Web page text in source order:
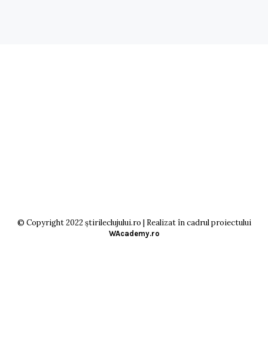
© Copyright 2022 știrileclujului.ro | Realizat în cadrul proiectului
WAcademy.ro